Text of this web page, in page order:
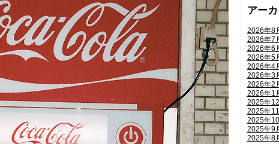
アー
2026年8
2026年7
2026年6
2026年5
2026年4
2026年3
2026年2
2026年1
2025年
2025年
2025年
2025年9
2025年8